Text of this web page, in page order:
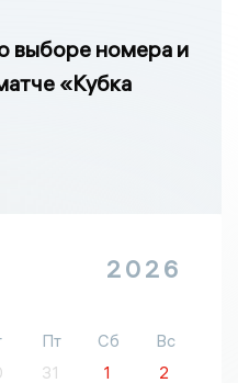
выборе номера и
«Кубка
2026
Пт Сб
Вс
31 1
2